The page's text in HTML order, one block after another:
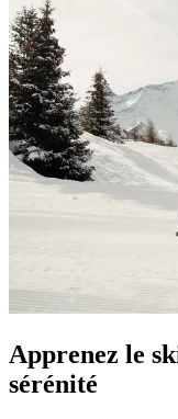
Apprenez le
sérénité